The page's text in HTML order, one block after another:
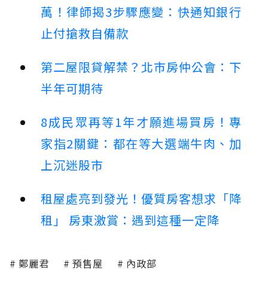
萬！律師揭3步驟應變：快通知銀行
止付搶救自備款
第二屋限貸解禁？北市房仲公會：下
半年可期待
8成民眾再等1年才願進場買房！專
家指2關鍵：都在等大選端牛肉、加
上沉迷股市
租屋處亮到發光！優質房客想求「降
租」 房東激賞：遇到這種一定降
鄭麗君 預售屋 內政部